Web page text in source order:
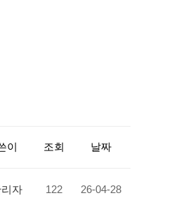
이 조회 날짜
자 122 26-04-28